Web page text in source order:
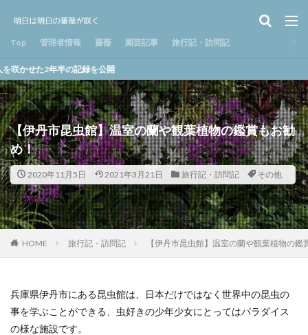
Top 管理者情報 薔薇 園芸記事 旅行記・訪問記
を公開
【伊丹市昆虫館】温室の蘭や観葉植物の鑑賞もお勧
め！
2020年11月5日 2021年3月21日 旅行記・訪問記 その他
HOME 旅行記・訪問記 【伊丹市昆虫館】温室の蘭や観葉植物の鑑
兵庫県伊丹市にある昆虫館は、日本だけではなく世界中の昆虫の
事を学ぶことができる、虫好きの少年少女にとってはパラダイス
の様な施設です。